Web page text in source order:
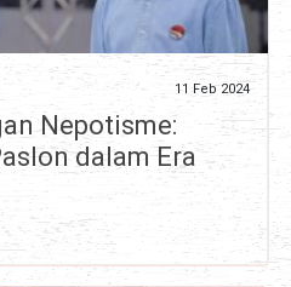
11 Feb 2024
Nepotisme:
dalam Era